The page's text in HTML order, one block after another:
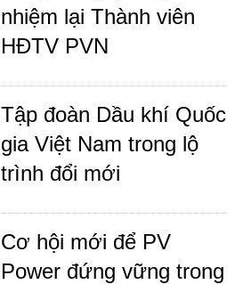
nhiệm lại Thành viên
HĐTV PVN
Tập đoàn Dầu khí Quốc
gia Việt Nam trong lộ
trình đổi mới
Cơ hội mới để PV
Power đứng vững trong